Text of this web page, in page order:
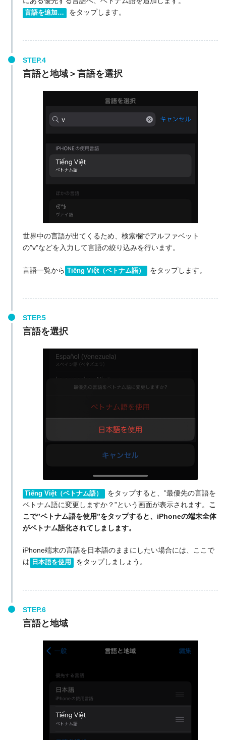
言語を追加… をタップします。
言語と地域＞言語を選択
世界中の言語が出てくるため、検索欄でアルファベット
の”v”などを入力して言語の絞り込みを行います。
言語一覧から Tiếng Việt（ベトナム語） をタップします。
言語を選択
Tiếng Việt（ベトナム語）
をタップすると、”最優先の言語を
ベトナム語に変更しますか？”という画面が表示されます。 こ
こで”ベトナム語を使用”をタップすると、iPhoneの端末全体
がベトナム語化されてしまします。
iPhone端末の言語を日本語のままにしたい場合には、ここで
は 日本語を使用 をタップしましょう。
言語と地域